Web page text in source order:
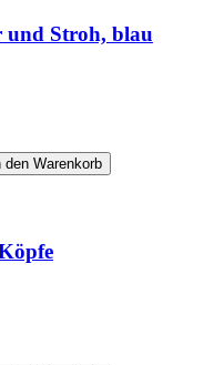
und Stroh, blau